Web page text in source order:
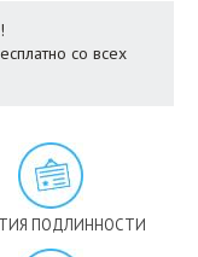
со всех
ПОДЛИННОСТИ